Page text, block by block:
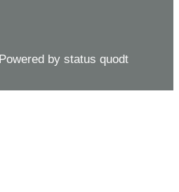
Powered by status quodt